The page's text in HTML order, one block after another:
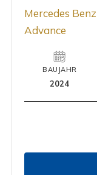
Mercedes
Advance
BAUJAHR
2024